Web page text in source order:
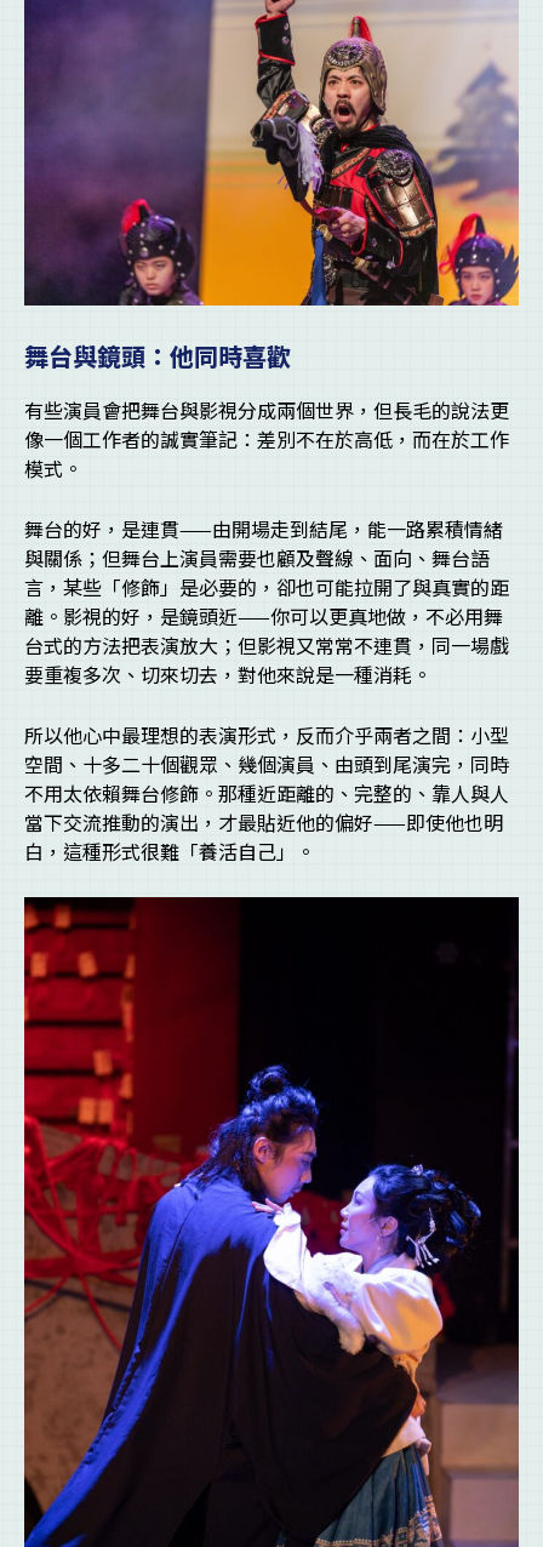
舞台與鏡頭：他同時喜歡
有些演員會把舞台與影視分成兩個世界，但長毛的說法更
像一個工作者的誠實筆記：差別不在於高低，而在於工作
模式。
舞台的好，是連貫——由開場走到結尾，能一路累積情緒
與關係；但舞台上演員需要也顧及聲線、面向、舞台語
言，某些「修飾」是必要的，卻也可能拉開了與真實的距
離。影視的好，是鏡頭近——你可以更真地做，不必用舞
台式的方法把表演放大；但影視又常常不連貫，同一場戲
要重複多次、切來切去，對他來說是一種消耗。
所以他心中最理想的表演形式，反而介乎兩者之間：小型
空間、十多二十個觀眾、幾個演員、由頭到尾演完，同時
不用太依賴舞台修飾。那種近距離的、完整的、靠人與人
當下交流推動的演出，才最貼近他的偏好——即使他也明
白，這種形式很難「養活自己」。